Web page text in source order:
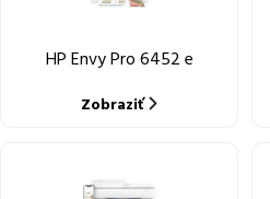
HP Envy Pro 6452 e
Zobraziť